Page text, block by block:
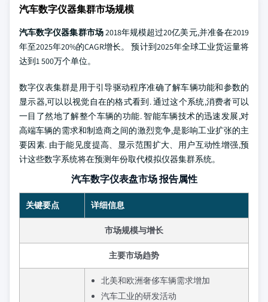
汽车数字仪器集群市场规模
汽车数字仪器集群市场2018年规模超过20亿美元,并准备在2019
年至2025年20%的CAGR增长。 预计到2025年全球工业货运量将
达到1 500万个单位。
数字仪表集群是用于引导驱动程序准确了解车辆功能和参数的
显示器,可以以视觉自在的格式看到. 通过这个系统,消费者可以
一目了然地了解整个车辆的功能. 智能车辆技术的迅速发展,对
高端车辆的需求和制造商之间的激烈竞争,是影响工业扩张的主
要因素. 由于能见度提高、显示范围扩大、用户互动性增强,预
计这些数字系统将在预测年份取代模拟仪器集群系统。
汽车数字仪表盘市场 报告属性
关键要点 详细信息
市场规模与增长
主要市场趋势
北美和欧洲奢侈车辆需求增加
汽车工业的研发活动